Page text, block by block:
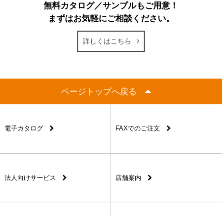
無料カタログ／サンプルもご用意！
まずはお気軽にご相談ください。
詳しくはこちら
ページトップへ戻る
電子カタログ FAXでのご注文
法人向けサービス 店舗案内